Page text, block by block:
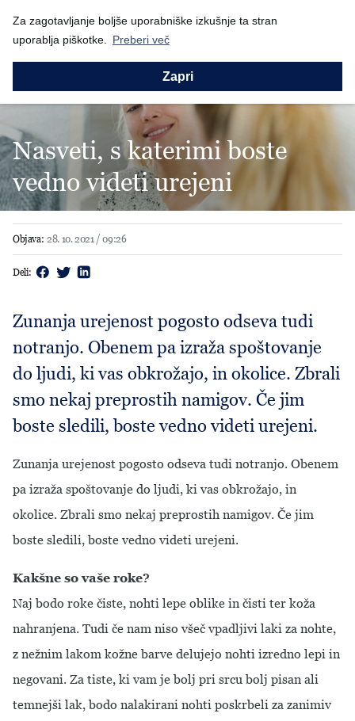
Za zagotavljanje boljše uporabniške izkušnje ta stran
uporablja piškotke.
Preberi več
Zapri
Nazaj Domov Aktualno Nasveti, s katerimi...
Objava: 28. 10. 2021 / 09:26
Deli:
Nasveti, s katerimi boste
vedno videti urejeni
Zunanja urejenost pogosto odseva tudi
notranjo. Obenem pa izraža spoštovanje
do ljudi, ki vas obkrožajo, in okolice. Zbrali
smo nekaj preprostih namigov. Če jim
boste sledili, boste vedno videti urejeni.
Zunanja urejenost pogosto odseva tudi notranjo. Obenem
pa izraža spoštovanje do ljudi, ki vas obkrožajo, in
okolice. Zbrali smo nekaj preprostih namigov. Če jim
boste sledili, boste vedno videti urejeni.
Kakšne so vaše roke?
Naj bodo roke čiste, nohti lepe oblike in čisti ter koža
nahranjena. Tudi če nam niso všeč vpadljivi laki za nohte,
z nežnim lakom kožne barve delujejo nohti izredno lepi in
negovani. Za tiste, ki vam je bolj pri srcu bolj pisan ali
temnejši lak, bodo nalakirani nohti poskrbeli za zanimiv